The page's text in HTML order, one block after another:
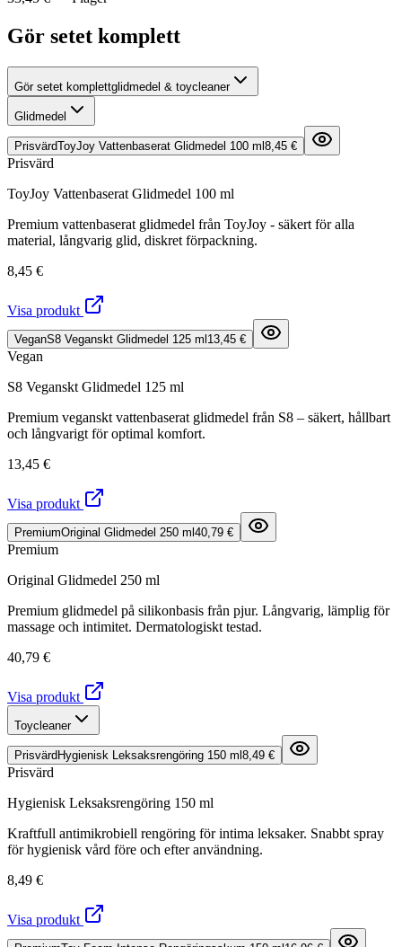
Gör setet komplett
Gör setet komplettglidmedel & toycleaner
Glidmedel
PrisvärdToyJoy Vattenbaserat Glidmedel 100 ml 8,45 €
Prisvärd
ToyJoy Vattenbaserat Glidmedel 100 ml
Premium vattenbaserat glidmedel från ToyJoy - säkert för alla
material, långvarig glid, diskret förpackning.
8,45 €
Visa produkt
VeganS8 Veganskt Glidmedel 125 ml 13,45 €
Vegan
S8 Veganskt Glidmedel 125 ml
Premium veganskt vattenbaserat glidmedel från S8 – säkert, hållbart
och långvarigt för optimal komfort.
13,45 €
Visa produkt
PremiumOriginal Glidmedel 250 ml 40,79 €
Premium
Original Glidmedel 250 ml
Premium glidmedel på silikonbasis från pjur. Långvarig, lämplig för
massage och intimitet. Dermatologiskt testad.
40,79 €
Visa produkt
Toycleaner
Prisvärd Hygienisk Leksaksrengöring 150 ml 8,49 €
Prisvärd
Hygienisk Leksaksrengöring 150 ml
Kraftfull antimikrobiell rengöring för intima leksaker. Snabbt spray
för hygienisk vård före och efter användning.
8,49 €
Visa produkt